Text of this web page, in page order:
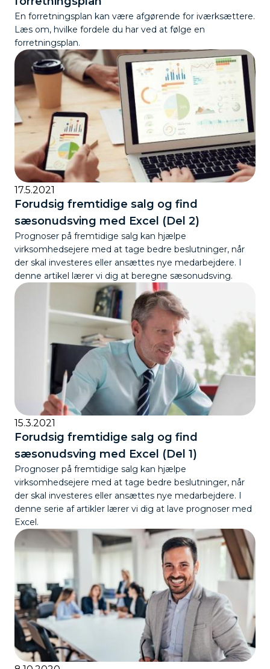
En forretningsplan kan være afgørende for iværksættere.
Læs om, hvilke fordele du har ved at følge en
forretningsplan.
17.5.2021
Forudsig fremtidige salg og find
sæsonudsving med Excel (Del 2)
Prognoser på fremtidige salg kan hjælpe
virksomhedsejere med at tage bedre beslutninger, når
der skal investeres eller ansættes nye medarbejdere. I
denne artikel lærer vi dig at beregne sæsonudsving.
15.3.2021
Forudsig fremtidige salg og find
sæsonudsving med Excel (Del 1)
Prognoser på fremtidige salg kan hjælpe
virksomhedsejere med at tage bedre beslutninger, når
der skal investeres eller ansættes nye medarbejdere. I
denne serie af artikler lærer vi dig at lave prognoser med
Excel.